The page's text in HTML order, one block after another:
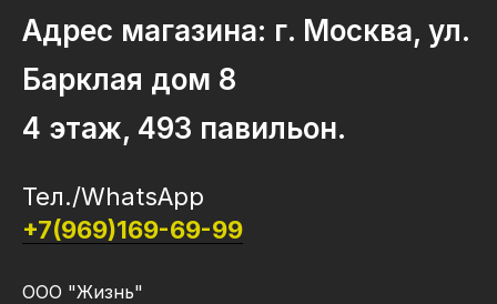
Адрес магазина: г. Москва, ул.
Барклая дом 8
4 этаж, 493 павильон.
Тел./WhatsApp
+7(969)169-69-99
ООО "Жизнь"